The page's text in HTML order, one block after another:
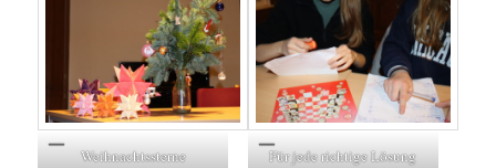
Weihnachtssterne
Für jede richtige Lösung